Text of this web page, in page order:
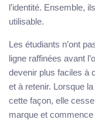
l’identité. Ensemble,
utilisable.
Les étudiants n’ont
ligne raffinées avant
devenir plus faciles à
et à retenir. Lorsque
cette façon, elle
marque et